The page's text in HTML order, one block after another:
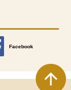
Facebook
別のウィンドウで開きます